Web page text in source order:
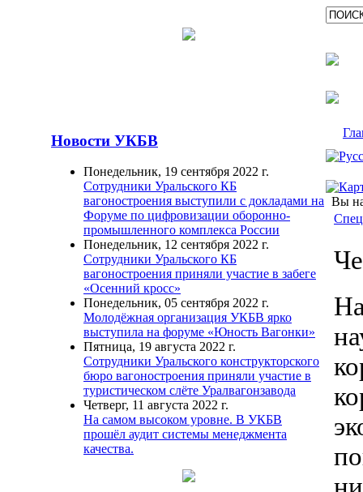
Новости УКБВ
Понедельник, 19 сентября 2022 г.
Сотрудники Уральского КБ
вагоностроения выступили с докладами на
Форуме по цифровизации оборонно-
промышленного комплекса России
Понедельник, 12 сентября 2022 г.
Сотрудники Уральского КБ
вагоностроения приняли участие в забеге
«Осенний кросс»
Понедельник, 05 сентября 2022 г.
Молодёжная организация УКБВ ярко
выступила на форуме «Юность Вагонки»
Пятница, 19 августа 2022 г.
Сотрудники Уральского конструкторского
бюро вагоностроения приняли участие в
туристическом слёте Уралвагонзавода
Четверг, 11 августа 2022 г.
На самом высоком уровне. В УКБВ
прошёл аудит системы менеджмента
качества.
Вы